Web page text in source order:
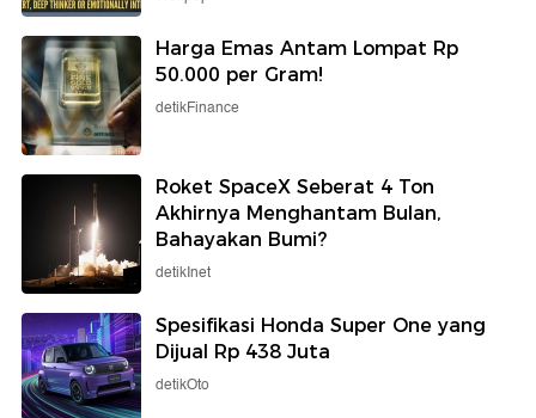
Harga Emas Antam Lompat Rp
50.000 per Gram!
detikFinance
Roket SpaceX Seberat 4 Ton
Akhirnya Menghantam Bulan,
Bahayakan Bumi?
detikInet
Spesifikasi Honda Super One yang
Dijual Rp 438 Juta
detikOto